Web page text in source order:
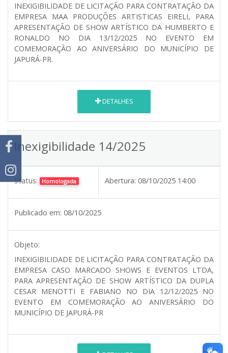
INEXIGIBILIDADE DE LICITAÇÃO PARA CONTRATAÇÃO DA
EMPRESA MAA PRODUÇÕES ARTISTICAS EIRELI, PARA
APRESENTAÇÃO DE SHOW ARTÍSTICO DA HUMBERTO E
RONALDO NO DIA 13/12/2025 NO EVENTO EM
COMEMORAÇÃO AO ANIVERSÁRIO DO MUNICÍPIO DE
JAPURÁ-PR.
DETALHES
Inexigibilidade 14/2025
Status: Homologada Abertura: 08/10/2025 14:00
Publicado em: 08/10/2025
Objeto:
INEXIGIBILIDADE DE LICITAÇÃO PARA CONTRATAÇÃO DA
EMPRESA CASO MARCADO SHOWS E EVENTOS LTDA,
PARA APRESENTAÇÃO DE SHOW ARTÍSTICO DA DUPLA
CESAR MENOTTI E FABIANO NO DIA 12/12/2025 NO
EVENTO EM COMEMORAÇÃO AO ANIVERSÁRIO DO
MUNICÍPIO DE JAPURÁ-PR